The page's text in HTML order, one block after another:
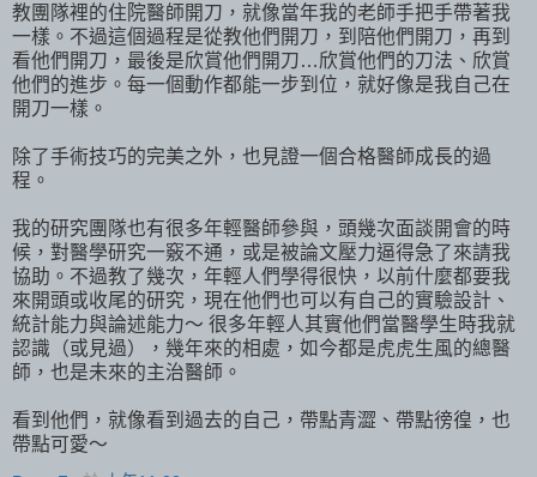
教團隊裡的住院醫師開刀，就像當年我的老師手把手帶著我
一樣。不過這個過程是從教他們開刀，到陪他們開刀，再到
看他們開刀，最後是欣賞他們開刀…欣賞他們的刀法、欣賞
他們的進步。每一個動作都能一步到位，就好像是我自己在
開刀一樣。
除了手術技巧的完美之外，也見證一個合格醫師成長的過
程。
我的研究團隊也有很多年輕醫師參與，頭幾次面談開會的時
候，對醫學研究一竅不通，或是被論文壓力逼得急了來請我
協助。不過教了幾次，年輕人們學得很快，以前什麼都要我
來開頭或收尾的研究，現在他們也可以有自己的實驗設計、
統計能力與論述能力～ 很多年輕人其實他們當醫學生時我就
認識（或見過），幾年來的相處，如今都是虎虎生風的總醫
師，也是未來的主治醫師。
看到他們，就像看到過去的自己，帶點青澀、帶點徬徨，也
帶點可愛～